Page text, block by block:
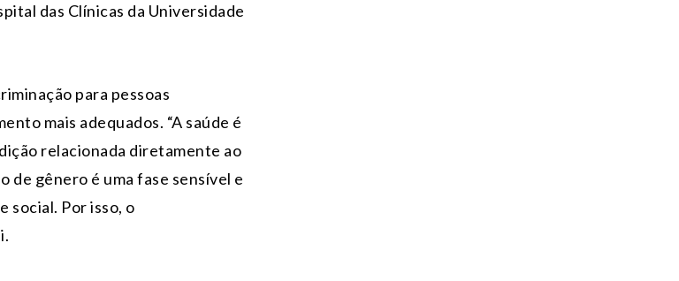
das Clínicas da Universidade
para pessoas
mais adequados. “A saúde é
relacionada diretamente ao
de gênero é uma fase sensível e
social. Por isso, o